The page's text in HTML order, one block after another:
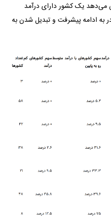
می‌دهد یک کشور دارای درآمد
به ادامه پیشرفت و تبدیل شدن به